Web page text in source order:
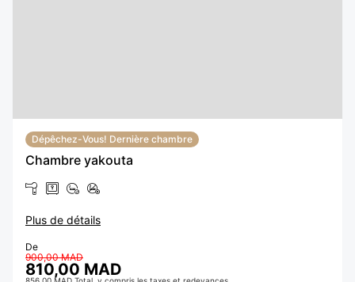
Dépêchez-Vous! Dernière chambre
Chambre yakouta
Plus de détails
De
900,00 MAD
810,00 MAD